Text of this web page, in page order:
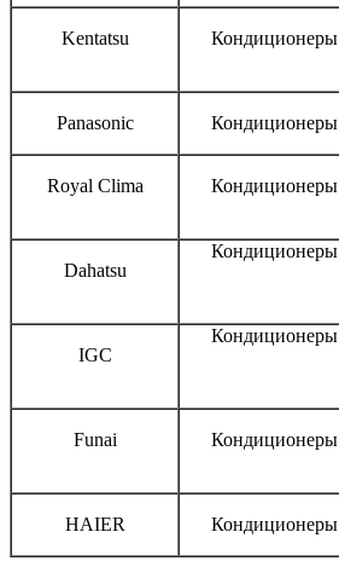
Kentatsu
Кондиционеры
Panasonic Кондиционеры
Royal Clima
Кондиционеры
Dahatsu
Кондиционеры
IGC
Кондиционеры
Funai
Кондиционеры
HAIER Кондиционеры